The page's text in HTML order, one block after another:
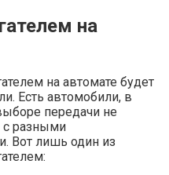
на
на автомате будет
Есть автомобили, в
передачи не
с разными
Вот лишь один из